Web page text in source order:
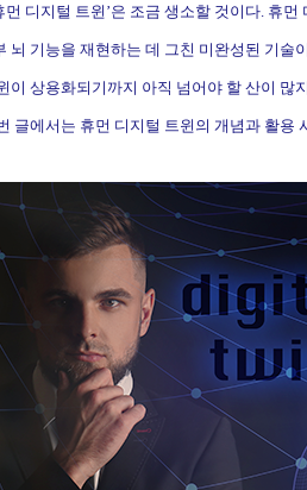
먼 디지털 트윈’은 조금 생소할 것이다. 휴먼
뇌 기능을 재현하는 데 그친 미완성된 기술
이 상용화되기까지 아직 넘어야 할 산이 많
글에서는 휴먼 디지털 트윈의 개념과 활용